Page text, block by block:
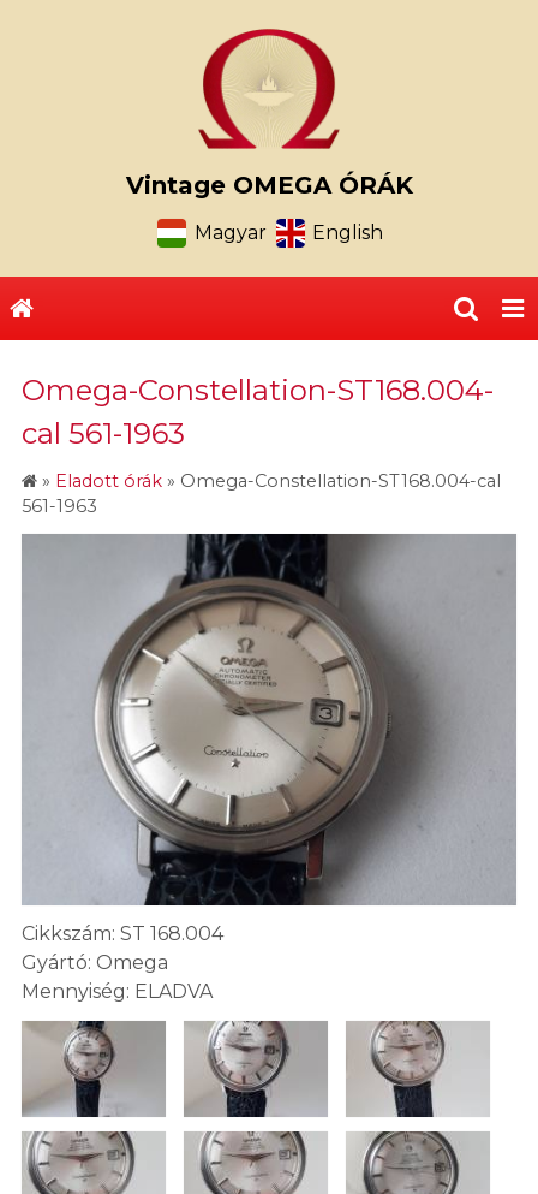
Vintage OMEGA ÓRÁK
Magyar English
Omega-Constellation-ST168.004-
cal 561-1963
» Eladott órák » Omega-Constellation-ST168.004-cal
561-1963
Cikkszám: ST 168.004
Gyártó: Omega
Mennyiség: ELADVA